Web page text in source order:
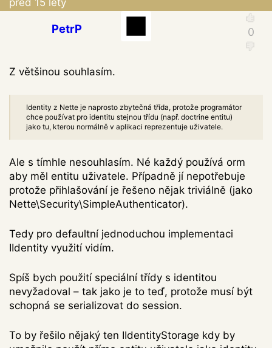
PetrP
Z většinou souhlasím.
Identity z Nette je naprosto zbytečná třída, protože programátor
chce používat pro identitu stejnou třídu (např. doctrine entitu)
jako tu, kterou normálně v aplikaci reprezentuje uživatele.
Ale s tímhle nesouhlasím. Né každý používá orm
aby měl entitu uživatele. Případně jí nepotřebuje
protože přihlašování je řešeno nějak triviálně (jako
Nette\Security\SimpleAuthenticator).
Tedy pro defaultní jednoduchou implementaci
IIdentity využití vidím.
Spíš bych použití speciální třídy s identitou
nevyžadoval – tak jako je to teď, protože musí být
schopná se serializovat do session.
To by řešilo nějaký ten IIdentityStorage kdy by